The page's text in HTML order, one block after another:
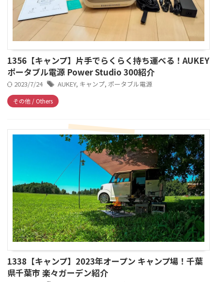
1356【キャンプ】片手でらくらく持ち運べる！AUKEY
ポータブル電源 Power Studio 300紹介
2023/7/24 AUKEY, キャンプ, ポータブル電源
その他 / Others
1338【キャンプ】2023年オープン キャンプ場！千葉
県千葉市 楽々ガーデン紹介